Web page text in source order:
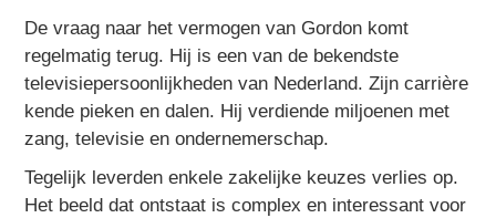
De vraag naar het vermogen van Gordon komt
regelmatig terug. Hij is een van de bekendste
televisiepersoonlijkheden van Nederland. Zijn carrière
kende pieken en dalen. Hij verdiende miljoenen met
zang, televisie en ondernemerschap.
Tegelijk leverden enkele zakelijke keuzes verlies op.
Het beeld dat ontstaat is complex en interessant voor